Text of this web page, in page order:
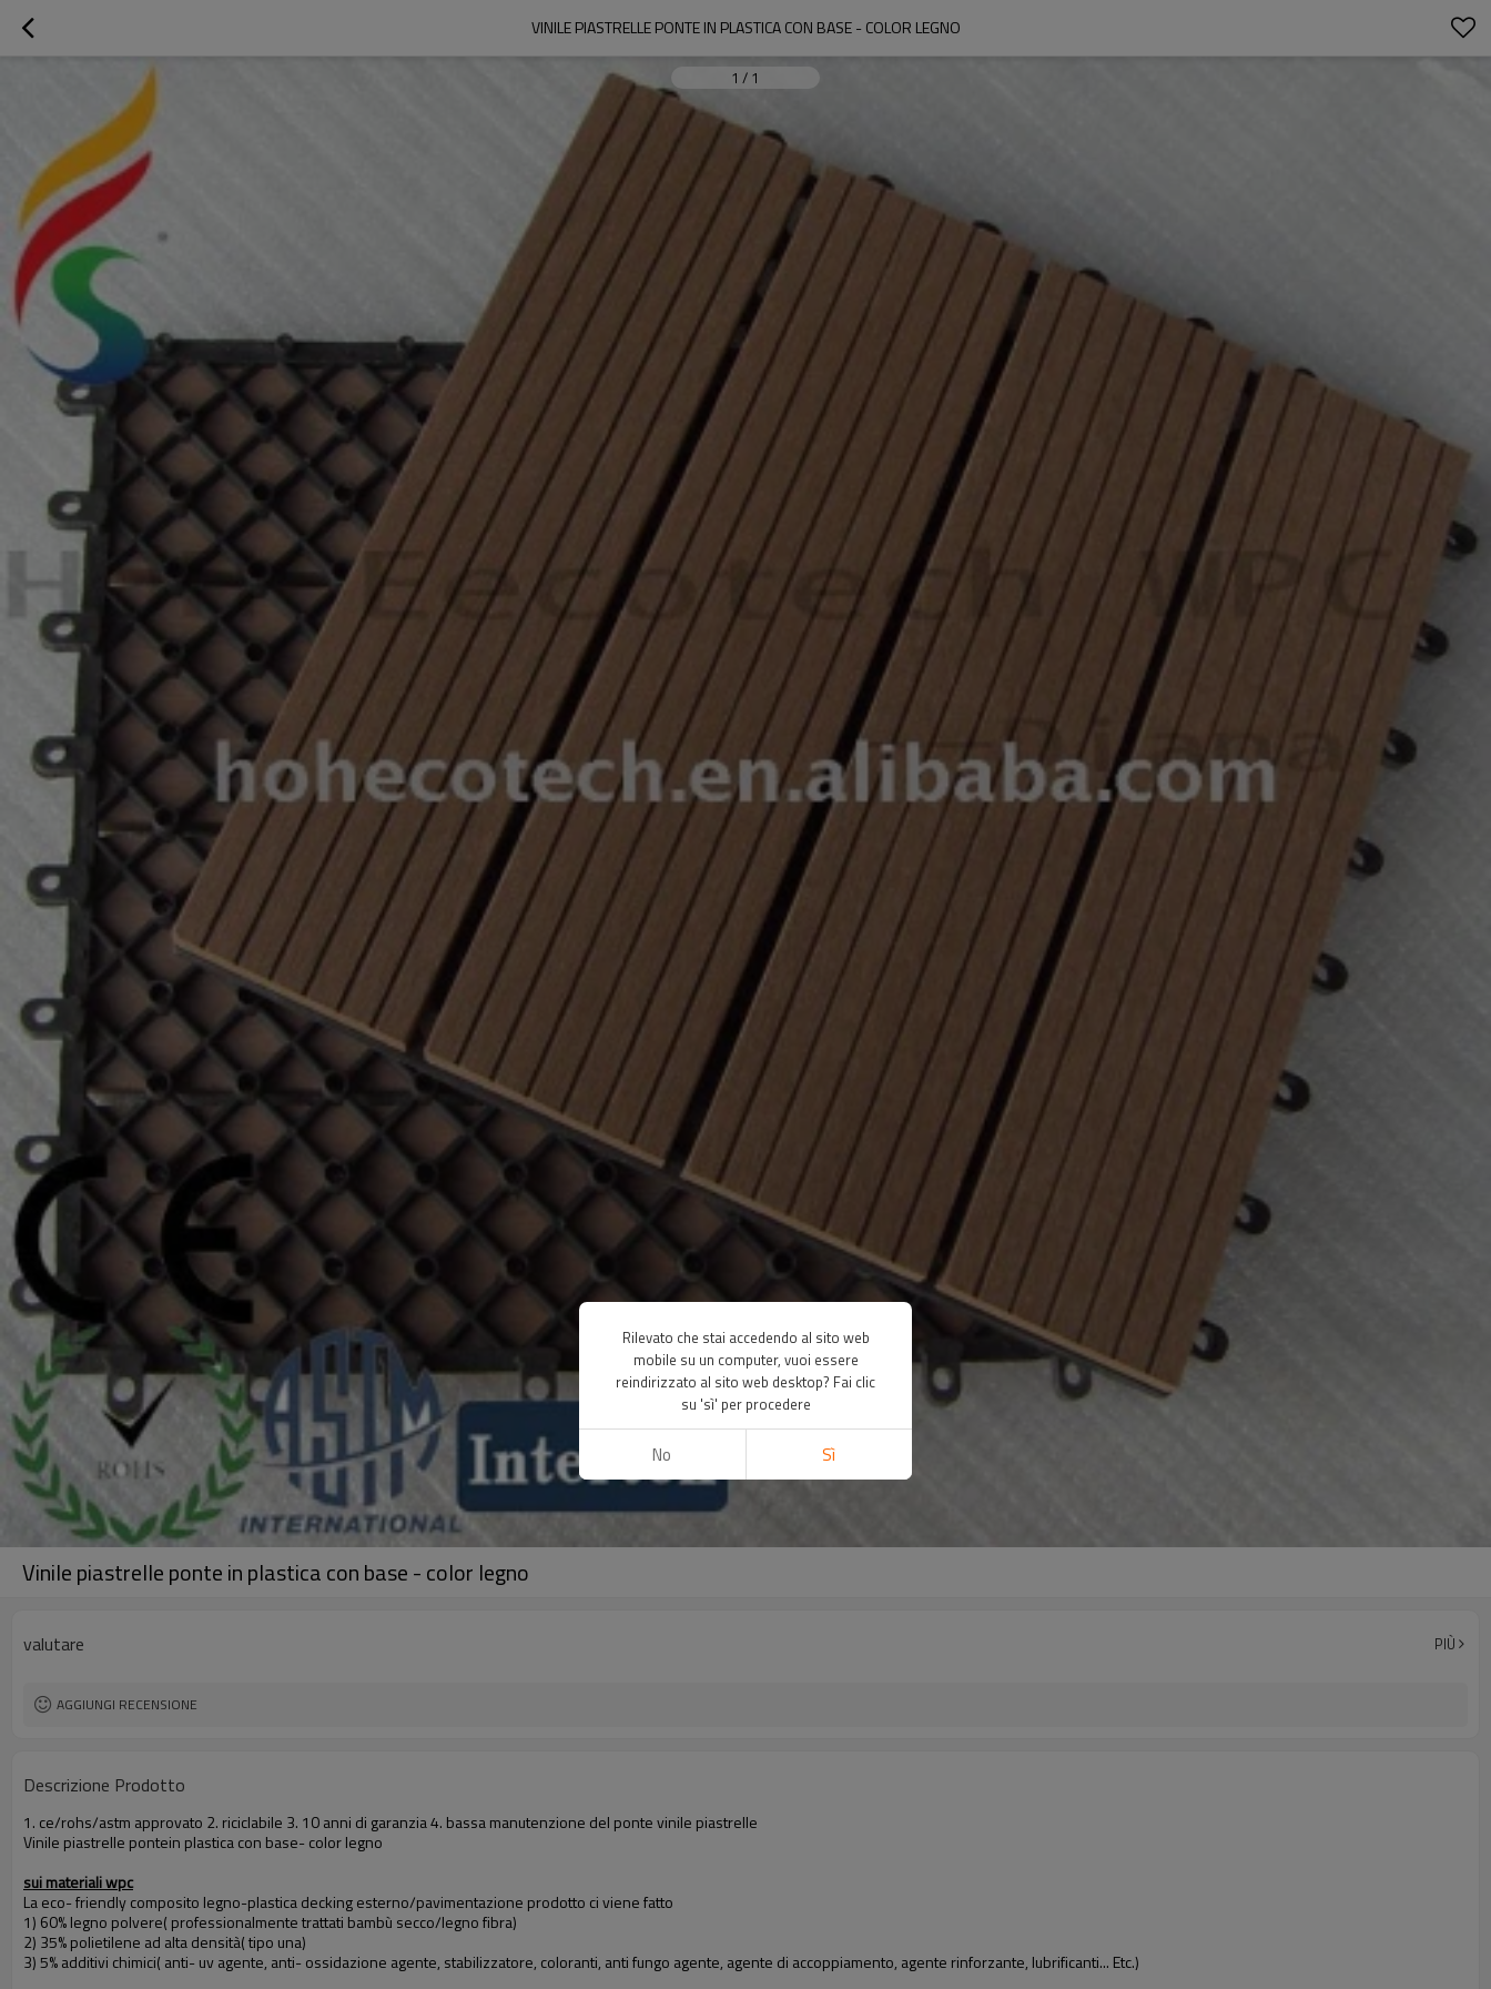
VINILE PIASTRELLE PONTE IN PLASTICA CON BASE - COLOR LEGNO
1 / 1
Vinile piastrelle ponte in plastica con base - color legno
valutare PIÙ
AGGIUNGI RECENSIONE
Descrizione Prodotto
1. ce/rohs/astm approvato 2. riciclabile 3. 10 anni di garanzia 4. bassa manutenzione del ponte vinile piastrelle
Vinile piastrelle pontein plastica con base- color legno
sui materiali wpc
La eco- friendly composito legno-plastica decking esterno/pavimentazione prodotto ci viene fatto
1) 60% legno polvere( professionalmente trattati bambù secco/legno fibra)
2) 35% polietilene ad alta densità( tipo una)
3) 5% additivi chimici( anti- uv agente, anti- ossidazione agente, stabilizzatore, coloranti, anti fungo agente, agente di accoppiamento, agente rinforzante, lubrificanti... Etc.)
Rilevato che stai accedendo al sito web
mobile su un computer, vuoi essere
reindirizzato al sito web desktop? Fai clic
su 'sì' per procedere
No Sì